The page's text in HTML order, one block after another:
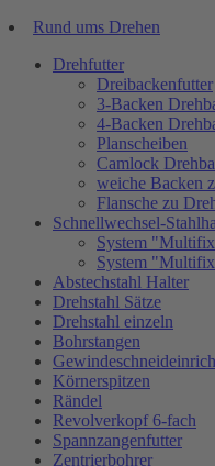
Rund ums Drehen
Drehfutter
Dreibackenfutter
3-Backen
4-Backen
Planscheiben
Camlock
weiche Backen
Flansche zu
Schnellwechsel-
System
System
Abstechstahl Halter
Drehstahl Sätze
Drehstahl einzeln
Bohrstangen
Körnerspitzen
Rändel
Revolverkopf 6-fach
Spannzangenfutter
Zentrierbohrer